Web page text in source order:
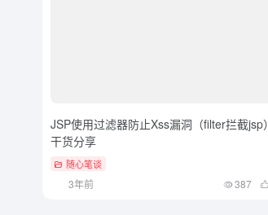
JSP使用过滤器防止Xss漏洞（filter拦截jsp）
干货分享
随心笔谈
3年前 387